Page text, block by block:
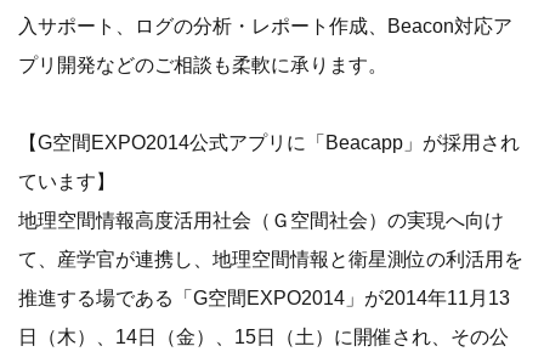
入サポート、ログの分析・レポート作成、Beacon対応ア
プリ開発などのご相談も柔軟に承ります。
【G空間EXPO2014公式アプリに「Beacapp」が採用され
ています】
地理空間情報高度活用社会（Ｇ空間社会）の実現へ向け
て、産学官が連携し、地理空間情報と衛星測位の利活用を
推進する場である「G空間EXPO2014」が2014年11月13
日（木）、14日（金）、15日（土）に開催され、その公